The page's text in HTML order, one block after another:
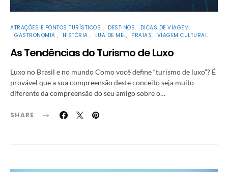
ATRAÇÕES E PONTOS TURÍSTICOS DESTINOS
DICAS DE VIAGEM
GASTRONOMIA
HISTÓRIA LUA DE MEL PRAIAS VIAGEM CULTURAL
As Tendências do Turismo de Luxo
Luxo no Brasil e no mundo Como você define “turismo de luxo”? É
provável que a sua compreensão deste conceito seja muito
diferente da compreensão do seu amigo sobre o…
SHARE